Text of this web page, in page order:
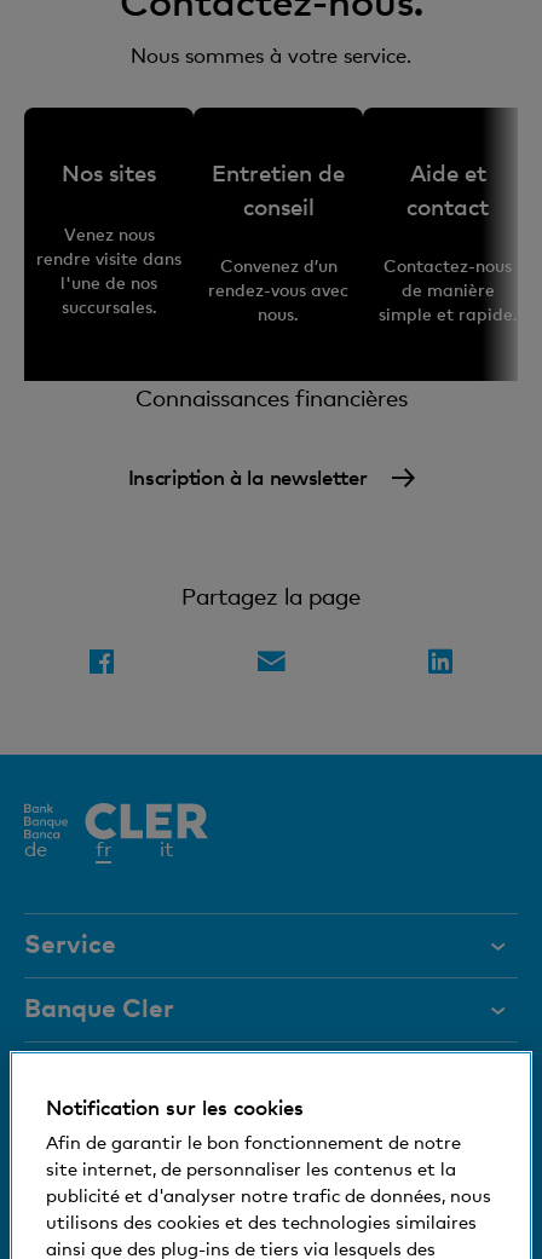
Nous sommes à votre service.
Nos sites
Venez nous
rendre visite dans
l'une de nos
succursales.
Entretien de
conseil
Convenez d’un
rendez-vous avec
nous.
Aide et
contact
Contactez-nous
de manière
simple et rapide.
Connaissances financières
Inscription à la newsletter
Partagez la page
de frElément
it
Service
Aide et contact
Documents
Magazine
Organes de direction
Medias
Social et compatible avec l'environnement
Banque Cler
Placements
Hypothèques et crédits
Paiements et épargne
Prévoyance et succession
+41 (0)800 88 99 66
Nous nous tenons à votre disposition
Aide et contact
Informations relatives à la banque
Notification sur les cookies
Afin de garantir le bon fonctionnement de notre
site internet, de personnaliser les contenus et la
publicité et d'analyser notre trafic de données, nous
utilisons des cookies et des technologies similaires
ainsi que des plug-ins de tiers via lesquels des